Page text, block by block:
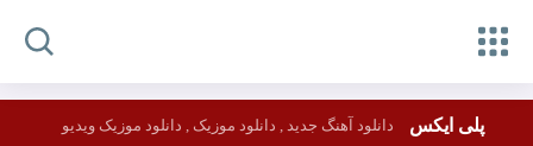
پلی ایکس دانلود آهنگ جدید , دانلود موزیک , دانلود موزیک ویدیو